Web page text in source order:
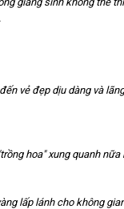
vẻ đẹp dịu dàng và
hoa" xung quanh
lấp lánh cho không